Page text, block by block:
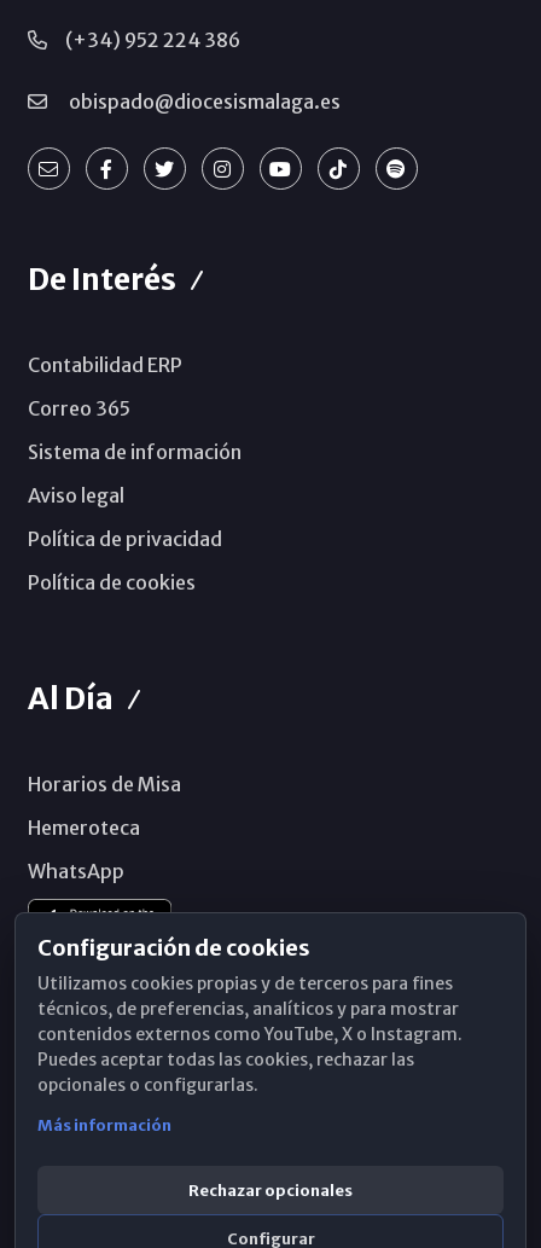
(+34) 952 224 386
obispado@diocesismalaga.es
De Interés
Contabilidad ERP
Correo 365
Sistema de información
Aviso legal
Política de privacidad
Política de cookies
Al Día
Horarios de Misa
Hemeroteca
WhatsApp
Configuración de cookies
Utilizamos cookies propias y de terceros para fines
técnicos, de preferencias, analíticos y para mostrar
contenidos externos como YouTube, X o Instagram.
Puedes aceptar todas las cookies, rechazar las
opcionales o configurarlas.
Más información
Rechazar opcionales
Configurar